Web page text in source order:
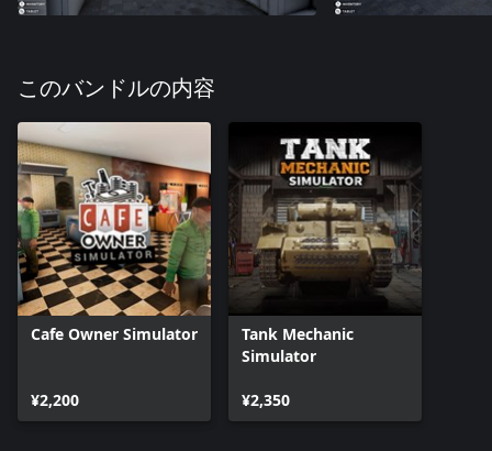
このバンドルの内容
Cafe Owner Simulator
¥2,200
Tank Mechanic
Simulator
¥2,350